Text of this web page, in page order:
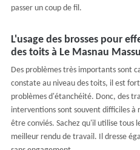
passer un coup de fil.
L'usage des brosses pour
des toits à Le Masnau
Des problèmes très importants sont
constate au niveau des toits, il est
problèmes d'étanchéité. Donc, des
interventions sont souvent difficiles à
être conviés. Sachez qu'il utilise tous
meilleur rendu de travail. Il dresse